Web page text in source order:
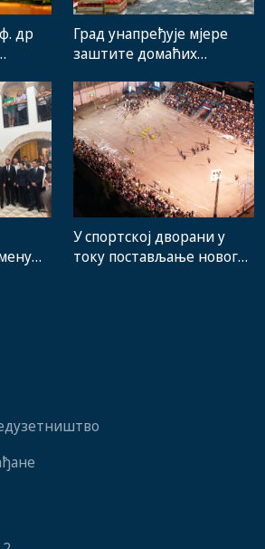
др
који
срцу
Град унапређује мјере
заштите домаћих
градске пијаце
У спортској дворани у
току постављање новог